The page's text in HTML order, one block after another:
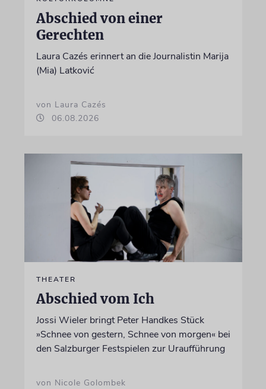
Abschied von einer
Gerechten
Laura Cazés erinnert an die Journalistin Marija
(Mia) Latković
von Laura Cazés
06.08.2026
THEATER
Abschied vom Ich
Jossi Wieler bringt Peter Handkes Stück
»Schnee von gestern, Schnee von morgen« bei
den Salzburger Festspielen zur Uraufführung
von Nicole Golombek